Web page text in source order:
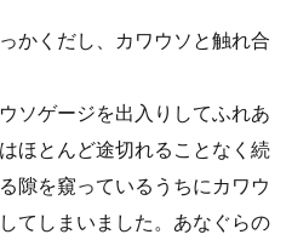
かくだし、カワウソと触れ合
ソゲージを出入りしてふれあ
ほとんど途切れることなく続
隙を窺っているうちにカワウ
てしまいました。あなぐらの